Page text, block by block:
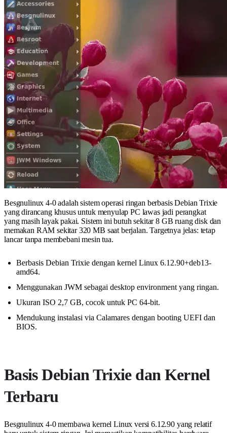
Besgnulinux 4-0 adalah sistem operasi ringan berbasis Debian Trixie
yang dirancang khusus untuk menyulap PC lawas jadi perangkat
yang masih layak pakai. Sistem ini butuh sekitar 8 GB ruang disk dan
memakan RAM sekitar 320 MB saat berjalan. Targetnya jelas: tetap
lancar tanpa membebani mesin tua.
Berbasis Debian Trixie dengan kernel Linux 6.12.90+deb13-
amd64.
Menggunakan JWM sebagai desktop environment yang ringan.
Ukuran ISO 2,7 GB, cocok untuk PC 64-bit.
Mendukung instalasi via Calamares dengan booting UEFI dan
BIOS.
Basis Debian Trixie dan Kernel
Terbaru
Besgnulinux 4-0 membawa kernel Linux versi 6.12.90 yang relatif